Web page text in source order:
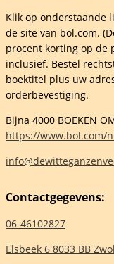
Klik op onderstaande
de site van bol.com.
procent korting op de
inclusief. Bestel
boektitel plus uw
orderbevestiging.
Bijna 4000 BOEKEN
https://www.bol.com/
Contactgegevens:
06-46102827
Elsbeek 6 8033 BB